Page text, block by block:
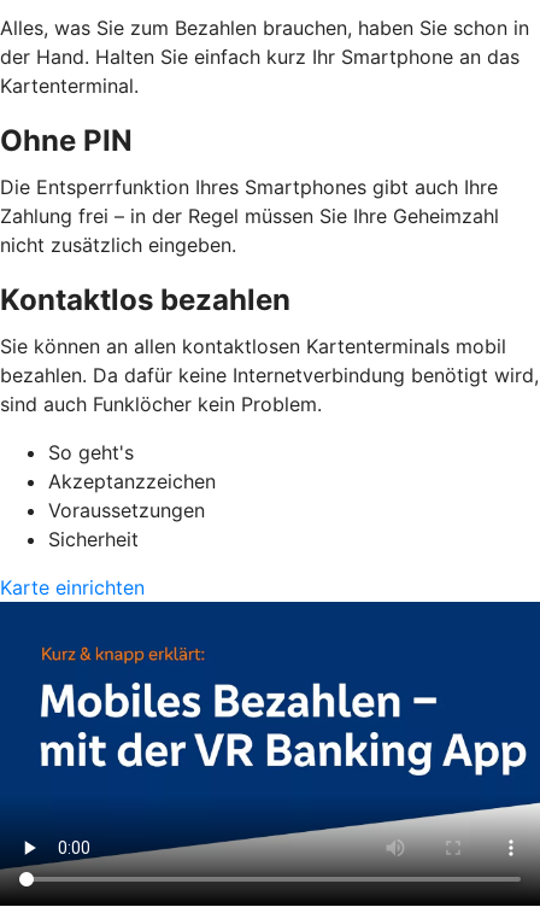
Alles, was Sie zum Bezahlen brauchen, haben Sie schon in
der Hand. Halten Sie einfach kurz Ihr Smartphone an das
Kartenterminal.
Ohne PIN
Die Entsperrfunktion Ihres Smartphones gibt auch Ihre
Zahlung frei – in der Regel müssen Sie Ihre Geheimzahl
nicht zusätzlich eingeben.
Kontaktlos bezahlen
Sie können an allen kontaktlosen Kartenterminals mobil
bezahlen. Da dafür keine Internetverbindung benötigt wird,
sind auch Funklöcher kein Problem.
So geht's
Akzeptanzzeichen
Voraussetzungen
Sicherheit
Karte einrichten